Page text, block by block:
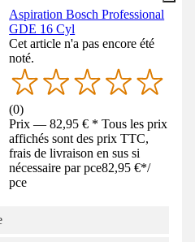
Aspiration Bosch Professional
GDE 16 Cyl
Cet article n'a pas encore été
noté.
(0)
Prix — 82,95 € * Tous les prix
affichés sont des prix TTC,
frais de livraison en sus si
nécessaire par pce82,95 €*/
pce